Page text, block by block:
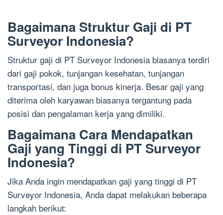
Bagaimana Struktur Gaji di PT
Surveyor Indonesia?
Struktur gaji di PT Surveyor Indonesia biasanya terdiri
dari gaji pokok, tunjangan kesehatan, tunjangan
transportasi, dan juga bonus kinerja. Besar gaji yang
diterima oleh karyawan biasanya tergantung pada
posisi dan pengalaman kerja yang dimiliki.
Bagaimana Cara Mendapatkan
Gaji yang Tinggi di PT Surveyor
Indonesia?
Jika Anda ingin mendapatkan gaji yang tinggi di PT
Surveyor Indonesia, Anda dapat melakukan beberapa
langkah berikut: